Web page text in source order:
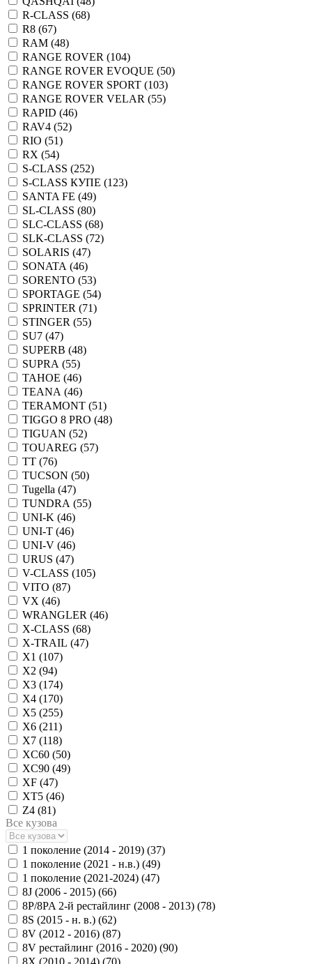
R-CLASS (68)
R8 (67)
RAM (48)
RANGE ROVER (104)
RANGE ROVER EVOQUE (50)
RANGE ROVER SPORT (103)
RANGE ROVER VELAR (55)
RAPID (46)
RAV4 (52)
RIO (51)
RX (54)
S-CLASS (252)
S-CLASS КУПЕ (123)
SANTA FE (49)
SL-CLASS (80)
SLC-CLASS (68)
SLK-CLASS (72)
SOLARIS (47)
SONATA (46)
SORENTO (53)
SPORTAGE (54)
SPRINTER (71)
STINGER (55)
SU7 (47)
SUPERB (48)
SUPRA (55)
TAHOE (46)
TEANA (46)
TERAMONT (51)
TIGGO 8 PRO (48)
TIGUAN (52)
TOUAREG (57)
TT (76)
TUCSON (50)
Tugella (47)
TUNDRA (55)
UNI-K (46)
UNI-T (46)
UNI-V (46)
URUS (47)
V-CLASS (105)
VITO (87)
VX (46)
WRANGLER (46)
X-CLASS (68)
X-TRAIL (47)
X1 (107)
X2 (94)
X3 (174)
X4 (170)
X5 (255)
X6 (211)
X7 (118)
XC60 (50)
XC90 (49)
XF (47)
XT5 (46)
Z4 (81)
Все кузова
1 поколение (2014 - 2019) (37)
1 поколение (2021 - н.в.) (49)
1 поколение (2021-2024) (47)
8J (2006 - 2015) (66)
8P/8PA 2-й рестайлинг (2008 - 2013) (78)
8S (2015 - н. в.) (62)
8V (2012 - 2016) (87)
8V рестайлинг (2016 - 2020) (90)
8X (2010 - 2014) (70)